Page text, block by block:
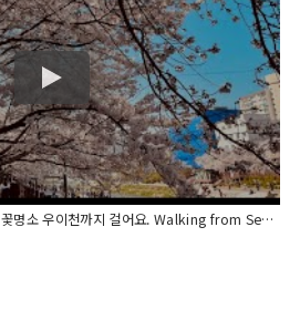
[4K]서울 강북구 수유동에서 벚꽃명소 우이천까지 걸어요. Walking from Seoul Gangbukgu Suyu-dong to Uicheon